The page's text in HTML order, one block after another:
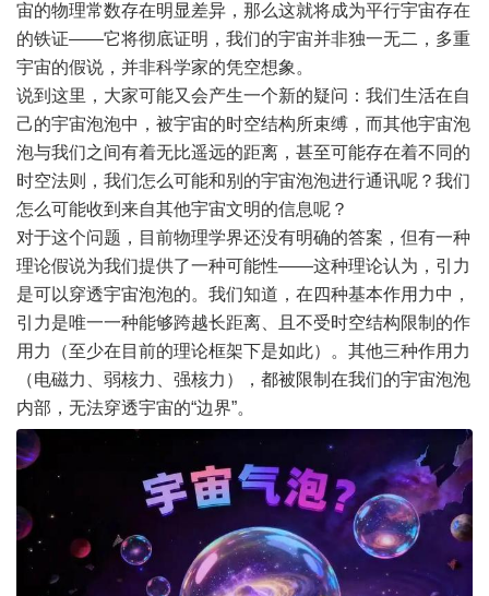
宙的物理常数存在明显差异，那么这就将成为平行宇宙存在
的铁证——它将彻底证明，我们的宇宙并非独一无二，多重
宇宙的假说，并非科学家的凭空想象。
说到这里，大家可能又会产生一个新的疑问：我们生活在自
己的宇宙泡泡中，被宇宙的时空结构所束缚，而其他宇宙泡
泡与我们之间有着无比遥远的距离，甚至可能存在着不同的
时空法则，我们怎么可能和别的宇宙泡泡进行通讯呢？我们
怎么可能收到来自其他宇宙文明的信息呢？
对于这个问题，目前物理学界还没有明确的答案，但有一种
理论假说为我们提供了一种可能性——这种理论认为，引力
是可以穿透宇宙泡泡的。我们知道，在四种基本作用力中，
引力是唯一一种能够跨越长距离、且不受时空结构限制的作
用力（至少在目前的理论框架下是如此）。其他三种作用力
（电磁力、弱核力、强核力），都被限制在我们的宇宙泡泡
内部，无法穿透宇宙的“边界”。